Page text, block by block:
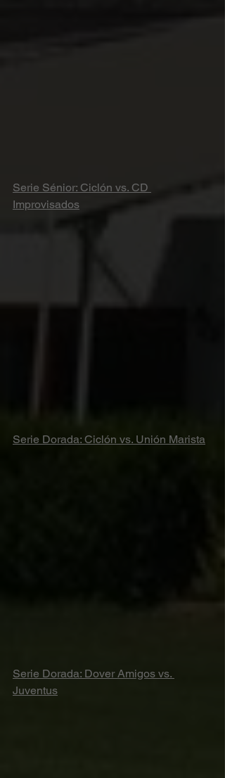
Serie Sénior: Ciclón vs. CD
Improvisados
Serie Dorada: Ciclón vs. Unión Marista
Serie Dorada: Dover Amigos vs.
Juventus